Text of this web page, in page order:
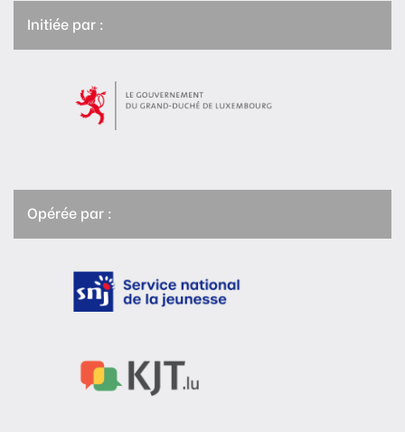
Initiée par :
Opérée par :